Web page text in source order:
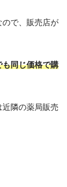
ので、販売店が
も同じ価格で購
隣の薬局販売